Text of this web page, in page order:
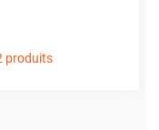
produits